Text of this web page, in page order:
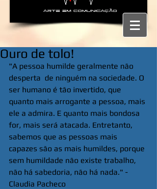
Ouro de tolo!
"A pessoa humilde geralmente não
desperta  de ninguém na sociedade. O
ser humano é tão invertido, que
quanto mais arrogante a pessoa, mais
ele a admira. E quanto mais bondosa
for, mais será atacada. Entretanto,
sabemos que as pessoas mais
capazes são as mais humildes, porque
sem humildade não existe trabalho,
não há sabedoria, não há nada." -
Claudia Pacheco